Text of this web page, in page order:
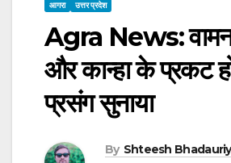
आगरा उत्तर प्रदेश
Agra News:
और कान्हा के प्रकट
प्रसंग सुनाया
By Shteesh